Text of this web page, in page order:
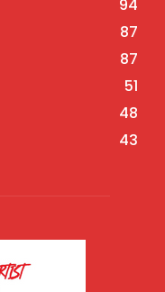
94
87
87
51
48
43